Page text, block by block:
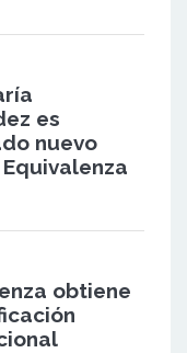
es
nuevo
Equivalenza
obtiene